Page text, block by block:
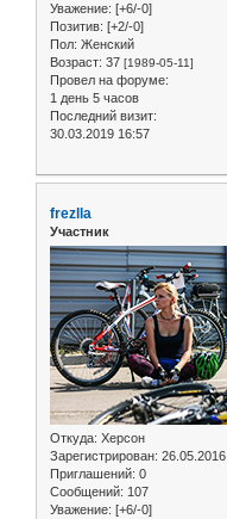
Уважение: [+6/-0]
Позитив: [+2/-0]
Пол: Женский
Возраст: 37 [1989-05-11]
Провел на форуме:
1 день 5 часов
Последний визит:
30.03.2019 16:57
frezlla
Участник
Откуда: Херсон
Зарегистрирован: 26.05.2016
Приглашений: 0
Сообщений: 107
Уважение: [+6/-0]